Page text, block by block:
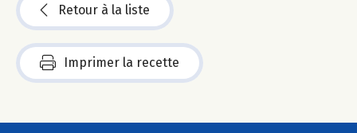
Retour à la liste
Imprimer la recette